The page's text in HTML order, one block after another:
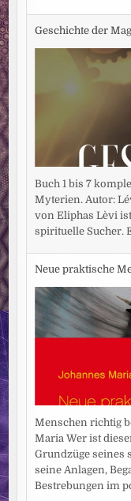
Geschichte der
Buch 1 bis 7
Myterien. Autor:
von Eliphas Lèvi
spirituelle Sucher.
Neue praktische
Menschen richtig
Maria Wer ist
Grundzüge seines
seine Anlagen,
Bestrebungen im